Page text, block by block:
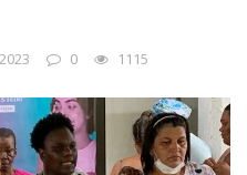
0 1115